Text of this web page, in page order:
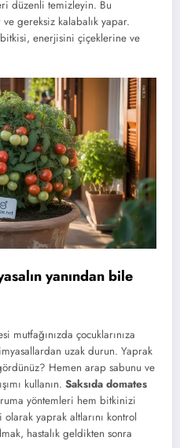
düzenli temizleyin. Bu
gereksiz kalabalık yapar.
enerjisini çiçeklerine ve
yanından bile
mutfağınızda çocuklarınıza
uzak durun. Yaprak
Hemen arap sabunu ve
kullanın. Saksıda domates
yöntemleri hem bitkinizi
olarak yaprak altlarını kontrol
hastalık geldikten sonra